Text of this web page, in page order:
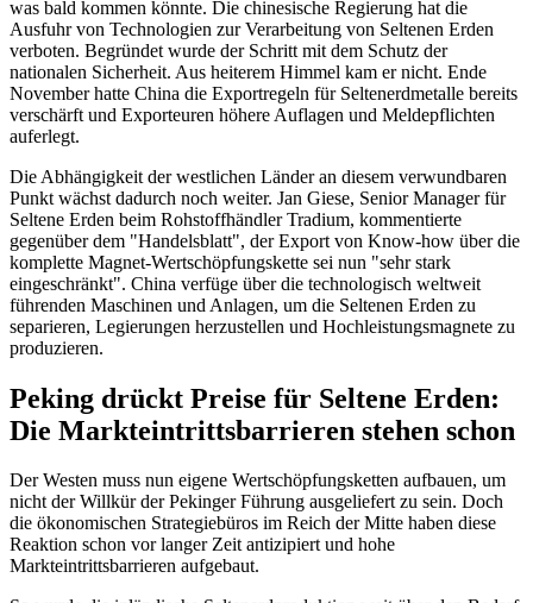
was bald kommen könnte. Die chinesische Regierung hat die
Ausfuhr von Technologien zur Verarbeitung von Seltenen Erden
verboten. Begründet wurde der Schritt mit dem Schutz der
nationalen Sicherheit. Aus heiterem Himmel kam er nicht. Ende
November hatte China die Exportregeln für Seltenerdmetalle bereits
verschärft und Exporteuren höhere Auflagen und Meldepflichten
auferlegt.
Die Abhängigkeit der westlichen Länder an diesem verwundbaren
Punkt wächst dadurch noch weiter. Jan Giese, Senior Manager für
Seltene Erden beim Rohstoffhändler Tradium, kommentierte
gegenüber dem "Handelsblatt", der Export von Know-how über die
komplette Magnet-Wertschöpfungskette sei nun "sehr stark
eingeschränkt". China verfüge über die technologisch weltweit
führenden Maschinen und Anlagen, um die Seltenen Erden zu
separieren, Legierungen herzustellen und Hochleistungsmagnete zu
produzieren.
Peking drückt Preise für Seltene Erden:
Die Markteintrittsbarrieren stehen schon
Der Westen muss nun eigene Wertschöpfungsketten aufbauen, um
nicht der Willkür der Pekinger Führung ausgeliefert zu sein. Doch
die ökonomischen Strategiebüros im Reich der Mitte haben diese
Reaktion schon vor langer Zeit antizipiert und hohe
Markteintrittsbarrieren aufgebaut.